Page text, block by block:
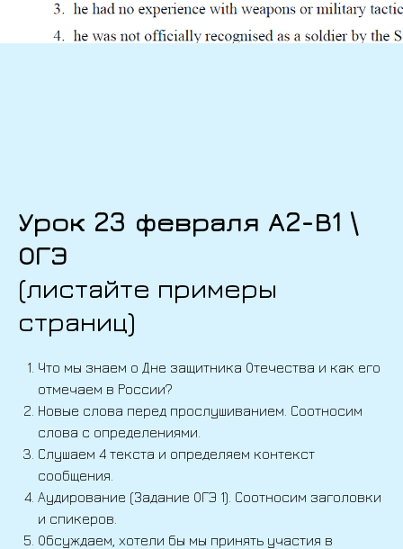
Урок 23 февраля А2-В1 \
ОГЭ
(листайте примеры
страниц)
Что мы знаем о Дне защитника Отечества и как его
отмечаем в России?
Новые слова перед прослушиванием. Соотносим
слова с определениями.
Слушаем 4 текста и определяем контекст
сообщения.
Аудирование (Задание ОГЭ 1). Соотносим заголовки
и спикеров.
Обсуждаем, хотели бы мы принять участия в